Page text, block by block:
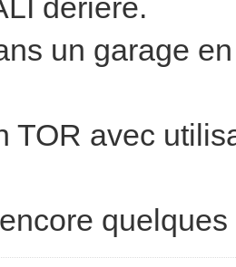
deriere.
un garage
TOR avec